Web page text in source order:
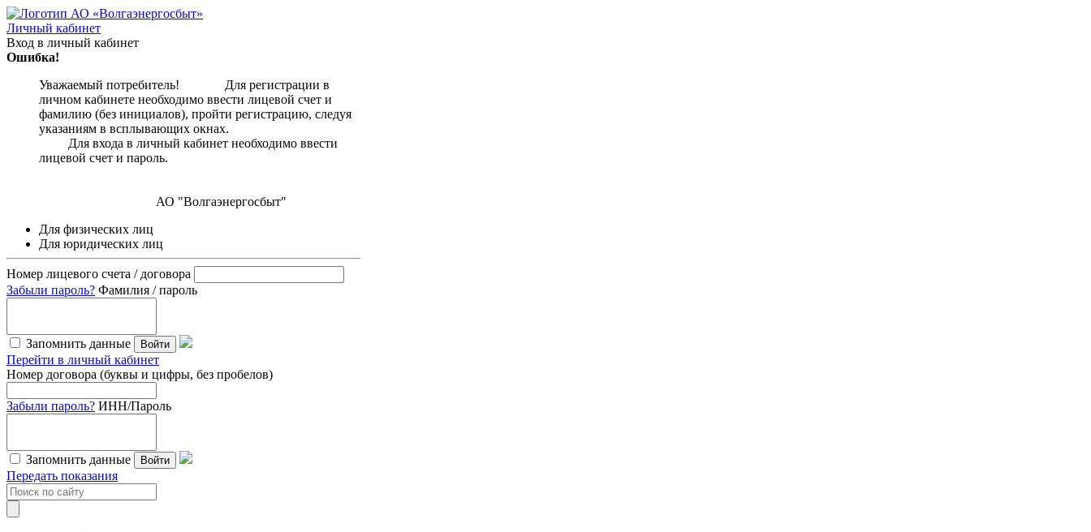
Личный кабинет
Вход в личный кабинет
Ошибка!
Уважаемый потребитель! Для регистрации в
личном кабинете необходимо ввести лицевой счет и
фамилию (без инициалов), пройти регистрацию, следуя
указаниям в всплывающих окнах.
Для входа в личный кабинет необходимо ввести
лицевой счет и пароль.
АО "Волгаэнергосбыт"
Для физических лиц
Для юридических лиц
Номер лицевого счета / договора
Забыли пароль? Фамилия / пароль
Запомнить данные Войти
Перейти в личный кабинет
Номер договора (буквы и цифры, без пробелов)
Забыли пароль? ИНН/Пароль
Запомнить данные Войти
Передать показания